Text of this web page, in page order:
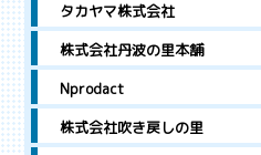
タカヤマ株式会社
株式会社丹波の里本舗
Nprodact
株式会社吹き戻しの里